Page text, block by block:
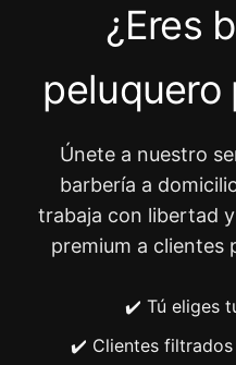
¿Eres
peluquero
Únete a nuestro
barbería a
trabaja con libertad
premium a clientes
✔️ Tú eliges
✔️ Clientes